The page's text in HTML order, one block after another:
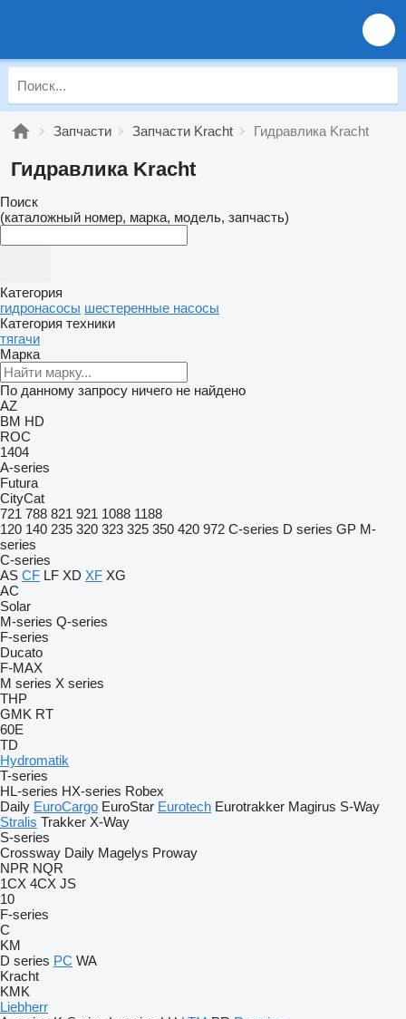
Запчасти Запчасти Kracht Гидравлика Kracht
Гидравлика Kracht
Поиск
(каталожный номер, марка, модель, запчасть)
Категория
гидронасосы шестеренные насосы
Категория техники
тягачи
Марка
По данному запросу ничего не найдено
AZ
BM HD
ROC
1404
A-series
Futura
CityCat
721 788 821 921 1088 1188
120 140 235 320 323 325 350 420 972 C-series D series GP M-
series
C-series
AS CF LF XD XF XG
AC
Solar
M-series Q-series
F-series
Ducato
F-MAX
M series X series
THP
GMK RT
60E
TD
Hydromatik
T-series
HL-series HX-series Robex
Daily EuroCargo EuroStar Eurotech Eurotrakker Magirus S-Way
Stralis Trakker X-Way
S-series
Crossway Daily Magelys Proway
NPR NQR
1CX 4CX JS
10
F-series
C
KM
D series PC WA
Kracht
KMK
Liebherr